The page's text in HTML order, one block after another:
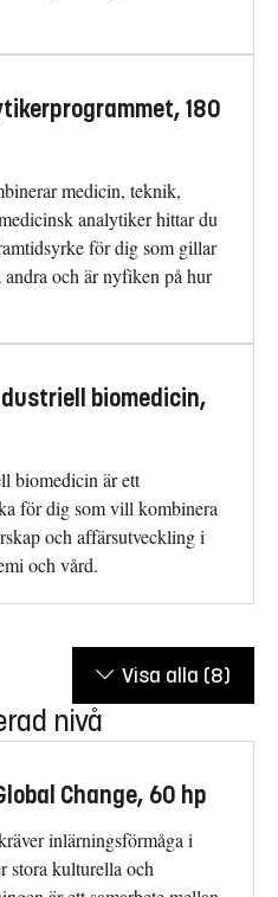
180
medicin, teknik,
analytiker hittar du
för dig som gillar
och är nyfiken på hur
biomedicin,
biomedicin är ett
för dig som vill kombinera
och affärsutveckling i
och vård.
Visa alla (8)
nivå
Change, 60 hp
inlärningsförmåga i
stora kulturella och